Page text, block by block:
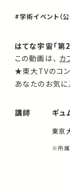
#学術イベント（
はてな宇宙「第
この動画は、 カ
★東大TVのコン
あなたのお気に
講師 ギュ
東京
※所属